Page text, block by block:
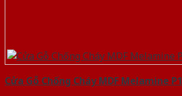
Cửa Gỗ Chống Cháy MDF Melamine P1